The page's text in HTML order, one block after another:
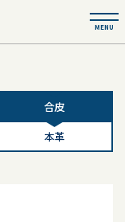
合皮
本革